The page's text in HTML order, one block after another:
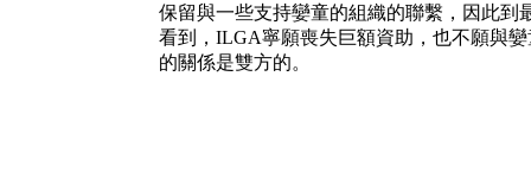
保留與一些支持孌童的組織的聯繫，因此到
看到，ILGA寧願喪失巨額資助，也不願與
的關係是雙方的。